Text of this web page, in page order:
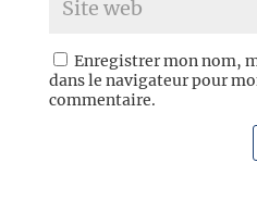
Enregistrer mon nom,
dans le navigateur pour
commentaire.